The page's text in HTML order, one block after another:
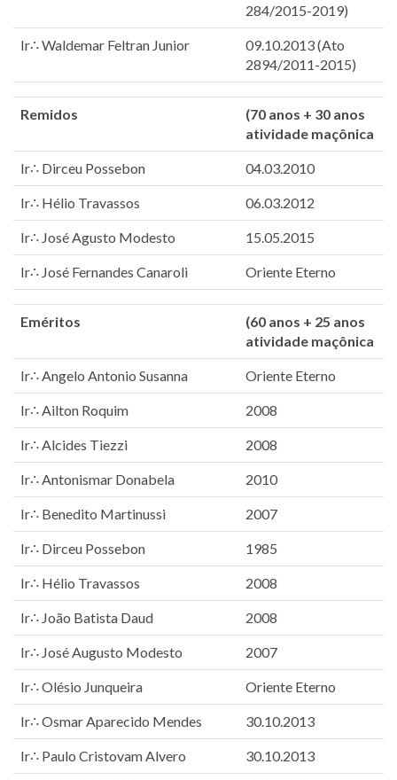
284/2015-2019)
Ir∴ Waldemar Feltran Junior
09.10.2013 (Ato
2894/2011-2015)
Remidos
(70 anos + 30 anos
atividade maçônica
Ir∴ Dirceu Possebon 04.03.2010
Ir∴ Hélio Travassos 06.03.2012
Ir∴ José Agusto Modesto 15.05.2015
Ir∴ José Fernandes Canaroli Oriente Eterno
Eméritos
(60 anos + 25 anos
atividade maçônica
Ir∴ Angelo Antonio Susanna Oriente Eterno
Ir∴ Ailton Roquim 2008
Ir∴ Alcides Tiezzi 2008
Ir∴ Antonismar Donabela 2010
Ir∴ Benedito Martinussi 2007
Ir∴ Dirceu Possebon 1985
Ir∴ Hélio Travassos 2008
Ir∴ João Batista Daud 2008
Ir∴ José Augusto Modesto 2007
Ir∴ Olésio Junqueira Oriente Eterno
Ir∴ Osmar Aparecido Mendes 30.10.2013
Ir∴ Paulo Cristovam Alvero 30.10.2013